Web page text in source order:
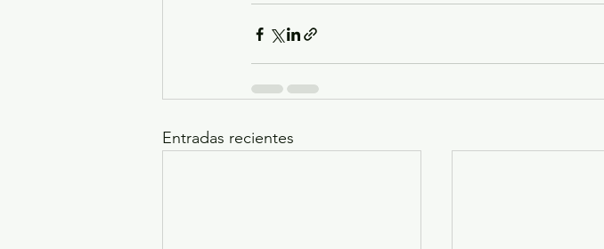
Entradas recientes